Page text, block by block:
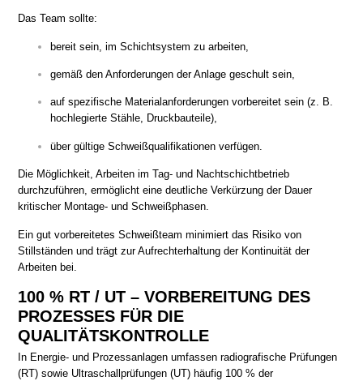
Das Team sollte:
bereit sein, im Schichtsystem zu arbeiten,
gemäß den Anforderungen der Anlage geschult sein,
auf spezifische Materialanforderungen vorbereitet sein (z. B.
hochlegierte Stähle, Druckbauteile),
über gültige Schweißqualifikationen verfügen.
Die Möglichkeit, Arbeiten im Tag- und Nachtschichtbetrieb
durchzuführen, ermöglicht eine deutliche Verkürzung der Dauer
kritischer Montage- und Schweißphasen.
Ein gut vorbereitetes Schweißteam minimiert das Risiko von
Stillständen und trägt zur Aufrechterhaltung der Kontinuität der
Arbeiten bei.
100 % RT / UT – VORBEREITUNG DES
PROZESSES FÜR DIE
QUALITÄTSKONTROLLE
In Energie- und Prozessanlagen umfassen radiografische Prüfungen
(RT) sowie Ultraschallprüfungen (UT) häufig 100 % der